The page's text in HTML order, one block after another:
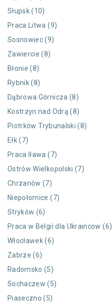
Słupsk (10)
Praca Litwa (9)
Sosnowiec (9)
Zawiercie (8)
Błonie (8)
Rybnik (8)
Dąbrowa Górnicza (8)
Kostrzyn nad Odrą (8)
Piotrków Trybunalski (8)
Ełk (7)
Praca Iława (7)
Ostrów Wielkopolski (7)
Chrzanów (7)
Niepołomice (7)
Stryków (6)
Praca w Belgii dla Ukraincow (6)
Włocławek (6)
Zabrze (6)
Radomsko (5)
Sochaczew (5)
Piaseczno (5)